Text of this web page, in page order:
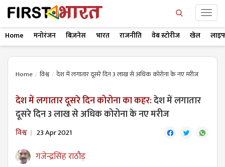
Home मनोरंजन बिज़नेस भारत राजनीति वेब स्टोरीज खेल
Home विश्व देश में लगातार दूसरे दिन 3 लाख से अधिक कोरोना के नए मरीज
देश में लगातार दूसरे दिन कोरोना का कहर:देश में लगातार
दूसरे दिन 3 लाख से अधिक कोरोना के नए मरीज
विश्व 23 Apr 2021
गजेन्द्रसिंह राठौड़